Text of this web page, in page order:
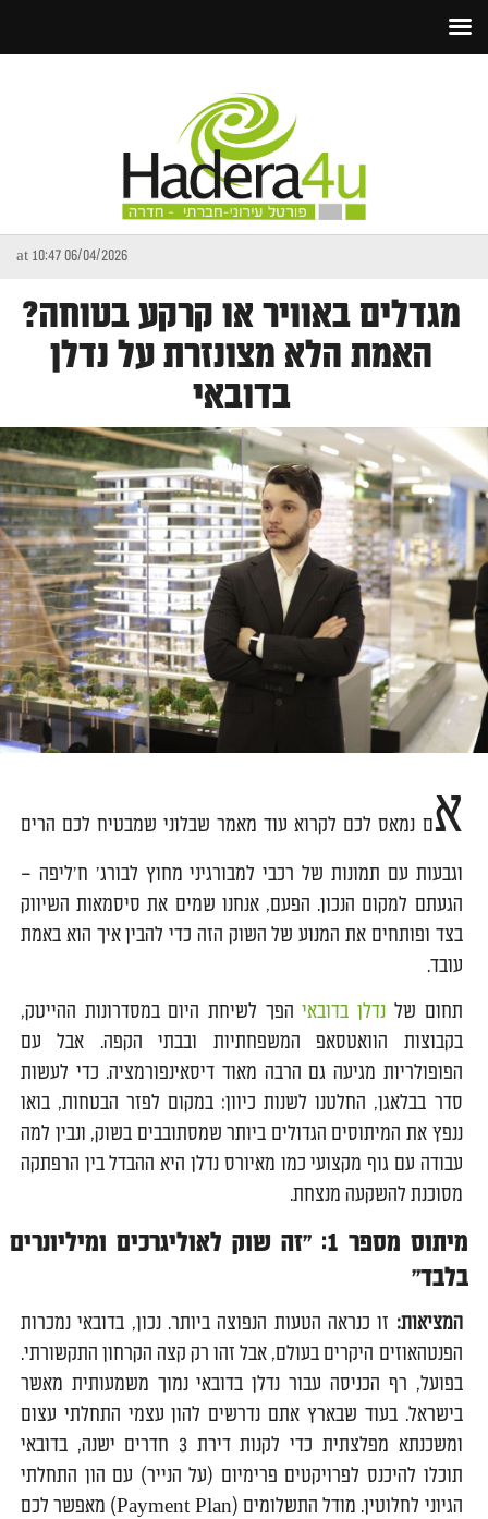
06/04/2026 at 10:47
מגדלים באוויר או קרקע בטוחה?
האמת הלא מצונזרת על נדלן
בדובאי
אם נמאס לכם לקרוא עוד מאמר שבלוני שמבטיח לכם הרים
וגבעות עם תמונות של רכבי למבורגיני מחוץ לבורג' ח'ליפה –
הגעתם למקום הנכון. הפעם, אנחנו שמים את סיסמאות השיווק
בצד ופותחים את המנוע של השוק הזה כדי להבין איך הוא באמת
עובד.
תחום של נדלן בדובאיהפך לשיחת היום במסדרונות ההייטק,
בקבוצות הוואטסאפ המשפחתיות ובבתי הקפה. אבל עם
הפופולריות מגיעה גם הרבה מאוד דיסאינפורמציה. כדי לעשות
סדר בבלאגן, החלטנו לשנות כיוון: במקום לפזר הבטחות, בואו
ננפץ את המיתוסים הגדולים ביותר שמסתובבים בשוק, ונבין למה
עבודה עם גוף מקצועי כמו מאיורס נדלן היא ההבדל בין הרפתקה
מסוכנת להשקעה מנצחת.
מיתוס מספר 1: "זה שוק לאוליגרכים ומיליונרים
בלבד"
המציאות: זו כנראה הטעות הנפוצה ביותר. נכון, בדובאי נמכרות
הפנטהאוזים היקרים בעולם, אבל זהו רק קצה הקרחון התקשורתי.
בפועל, רף הכניסה עבור נדלן בדובאי נמוך משמעותית מאשר
בישראל. בעוד שבארץ אתם נדרשים להון עצמי התחלתי עצום
ומשכנתא מפלצתית כדי לקנות דירת 3 חדרים ישנה, בדובאי
תוכלו להיכנס לפרויקטים פרימיום (על הנייר) עם הון התחלתי
הגיוני לחלוטין. מודל התשלומים (Payment Plan) מאפשר לכם